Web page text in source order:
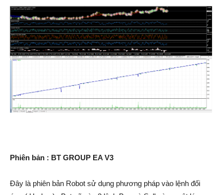
Phiên bản : BT GROUP EA V3
Đây là phiên bản Robot sử dụng phương pháp vào lệnh đối